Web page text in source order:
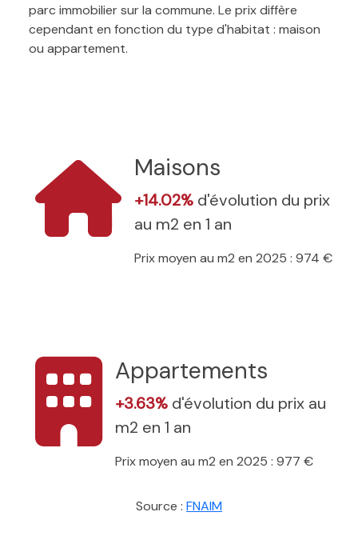
parc immobilier sur la commune. Le prix diffère
cependant en fonction du type d'habitat : maison
ou appartement.
Maisons
+14.02% d'évolution du prix
au m2 en 1 an
Prix moyen au m2 en 2025 : 974 €
Appartements
+3.63% d'évolution du prix au
m2 en 1 an
Prix moyen au m2 en 2025 : 977 €
Source : FNAIM